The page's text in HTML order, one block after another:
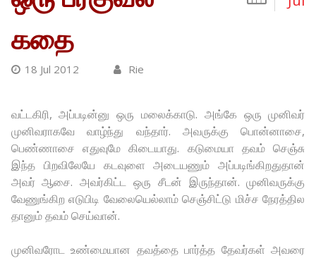
கதை
18 Jul 2012 Rie
வட்டகிரி, அப்படின்னு ஒரு மலைக்காடு. அங்கே ஒரு முனிவர்
முனிவராகவே வாழ்ந்து வந்தார். அவருக்கு பொன்னாசை,
பெண்ணாசை எதுவுமே கிடையாது. கடுமையா தவம் செஞ்சு
இந்த பிறவிலேயே கடவுளை அடையணும் அப்படிங்கிறதுதான்
அவர் ஆசை. அவர்கிட்ட ஒரு சீடன் இருந்தான். முனிவருக்கு
வேணுங்கிற எடுபிடி வேலையெல்லாம் செஞ்சிட்டு மிச்ச நேரத்தில
தானும் தவம் செய்வான்.
முனிவரோட உண்மையான தவத்தை பார்த்த தேவர்கள் அவரை